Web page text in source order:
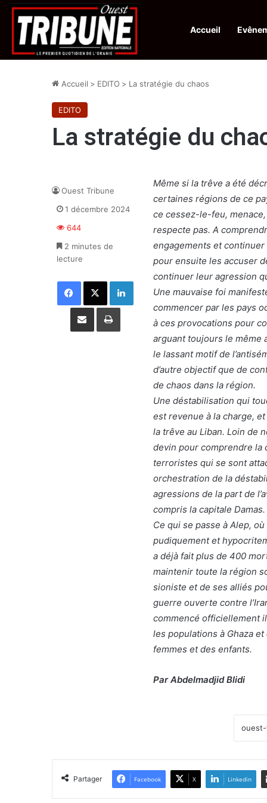
Accueil
Infos en Direct: Lutte contre les drogues : octroi de récompenses
Accueil > EDITO > La stratégie du chaos
EDITO
La stratégie du
Même si la trêve a été
certaines régions de ce
ce cessez-le-feu,
respecte pas. A
engagements et continuer
pour ensuite les accuser
continuer leur agression
Une mauvaise foi
commencer par les pays
à ces provocations pour
arguant toujours le même
le lassant motif de
d’autre objectif que de
de chaos dans la région.
Une déstabilisation qui
est revenue à la charge,
la trêve au Liban. Loin de
devin pour comprendre la
terroristes qui se sont
orchestration de la
agressions de la part de
compris la capitale Damas.
Ce qui se passe à Alep,
pudiquement et
a déjà fait plus de 400
maintenir toute la région
sioniste et de ses alliés
guerre ouverte contre
commencé officiellement il
les populations à Ghaza
femmes et des enfants.
Par Abdelmadjid Blidi
Ouest Tribune
1 décembre 2024
644
2 minutes de
lecture
Facebook X Linkedin
Partager par email Imprimer
Partager Facebook X Linkedin